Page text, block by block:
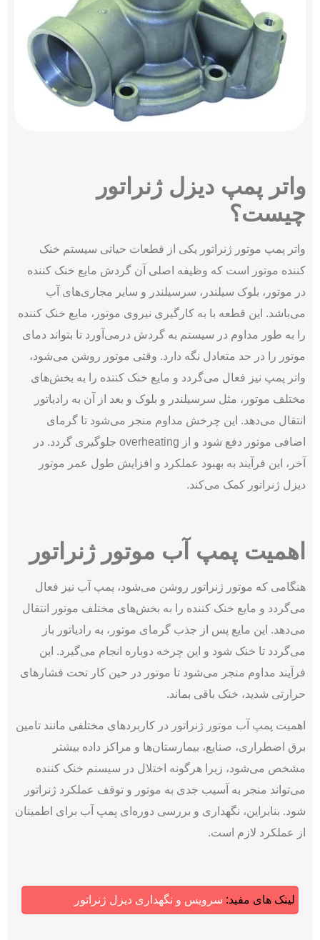
واتر پمپ دیزل ژنراتور
چیست؟
واتر پمپ موتور ژنراتور یکی از قطعات حیاتی سیستم خنک
‌کننده موتور است که وظیفه اصلی آن گردش مایع خنک ‌کننده
در موتور، بلوک سیلندر، سرسیلندر و سایر مجاری‌‌های آب
می‌باشد. این قطعه با به‌ کارگیری نیروی موتور، مایع خنک ‌کننده
را به طور مداوم در سیستم به گردش درمی‌آورد تا بتواند دمای
موتور را در حد متعادل نگه دارد. وقتی موتور روشن می‌‌شود،
واتر پمپ نیز فعال می‌‌گردد و مایع خنک ‌کننده را به بخش‌‌های
مختلف موتور، مثل سرسیلندر و بلوک و بعد از آن به رادیاتور
انتقال می‌‌دهد. این چرخش مداوم منجر می‌شود تا گرمای
اضافی موتور دفع شود و از overheating جلوگیری گردد. در
آخر، این فرآیند به بهبود عملکرد و افزایش طول عمر موتور
دیزل ژنراتور کمک می‌کند.
اهمیت پمپ آب موتور ژنراتور
هنگامی که موتور ژنراتور روشن می‌شود، پمپ آب نیز فعال
می‌گردد و مایع خنک ‌کننده را به بخش‌های مختلف موتور انتقال
می‌دهد. این مایع پس از جذب گرمای موتور، به رادیاتور باز
می‌‌گردد تا خنک شود و این چرخه دوباره انجام می‌گیرد. این
فرآیند مداوم منجر می‌شود تا موتور در حین کار تحت فشارهای
حرارتی شدید، خنک باقی بماند.
اهمیت پمپ آب موتور ژنراتور در کاربردهای مختلفی مانند تامین
برق اضطراری، صنایع، بیمارستان‌‌ها و مراکز داده بیشتر
مشخص می‌شود، زیرا هرگونه اختلال در سیستم خنک ‌کننده
می‌‌تواند منجر به آسیب جدی به موتور و توقف عملکرد ژنراتور
شود. بنابراین، نگهداری و بررسی دوره‌‌ای پمپ آب برای اطمینان
از عملکرد لازم است.
لینک های مفید: سرویس و نگهداری دیزل ژنراتور